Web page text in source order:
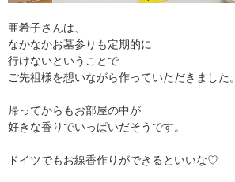
亜希子さんは、
なかなかお墓参りも定期的に
行けないということで
ご先祖様を想いながら作っていただきました。
帰ってからもお部屋の中が
好きな香りでいっぱいだそうです。
ドイツでもお線香作りができるといいな♡